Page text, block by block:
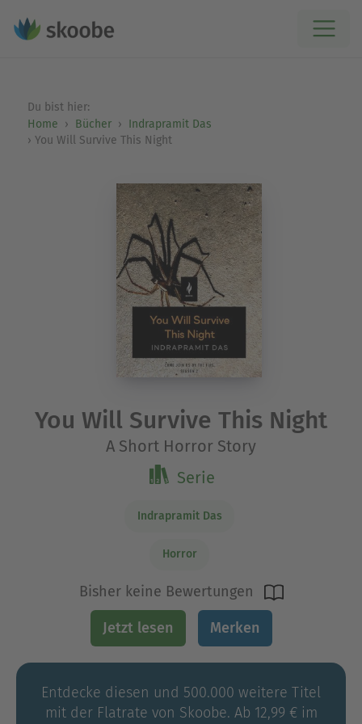
Du bist hier:
Home
Bücher
Indrapramit Das
You Will Survive This Night
You Will Survive This Night
A Short Horror Story
Serie
Indrapramit Das
Horror
Bisher keine Bewertungen
Jetzt lesen Merken
Entdecke diesen und 500.000 weitere Titel
mit der Flatrate von Skoobe. Ab 12,99 € im